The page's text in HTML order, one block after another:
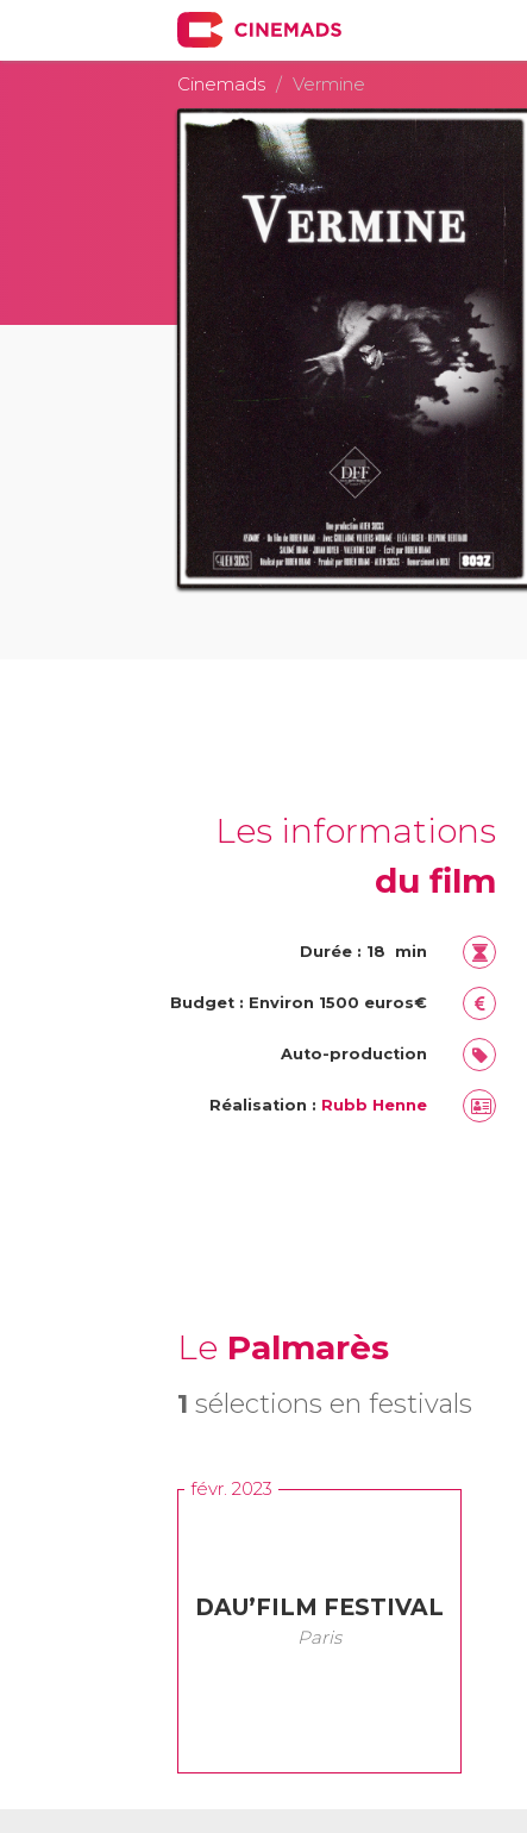
Cinemads Vermine
Les informations
du film
Durée : 18 min
Budget : Environ 1500 euros€
Auto-production
Réalisation : Rubb Henne
Le Palmarès
1 sélections en festivals
févr. 2023
DAU’FILM FESTIVAL
Paris